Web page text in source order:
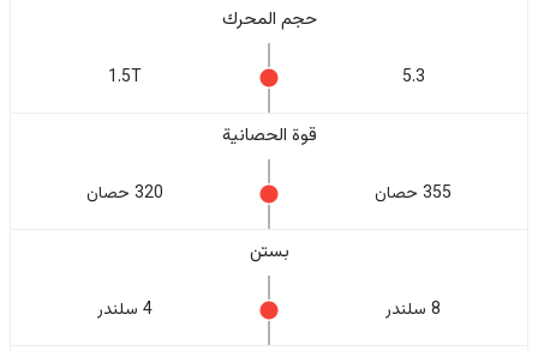
حجم المحرك
5.3
1.5T
قوة الحصانية
355 حصان 320 حصان
بستن
8 سلندر 4 سلندر